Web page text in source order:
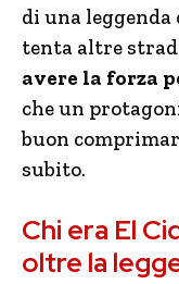
di una leggenda
tenta altre
avere la forza
che un
buon
subito.
Chi era El
oltre la